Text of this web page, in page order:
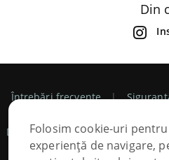
Din
Întrebări frecvente
Despre noi Contactați-ne
Folosim cookie-uri
experiență de navigare,